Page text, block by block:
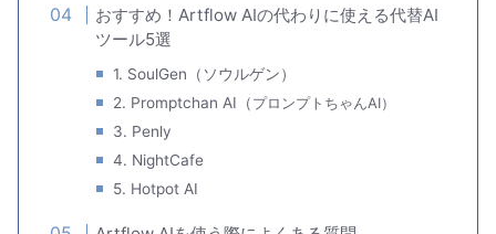
おすすめ！Artflow AIの代わりに使える代替AI
ツール5選
1. SoulGen（ソウルゲン）
2. Promptchan AI（プロンプトちゃんAI）
3. Penly
4. NightCafe
5. Hotpot AI